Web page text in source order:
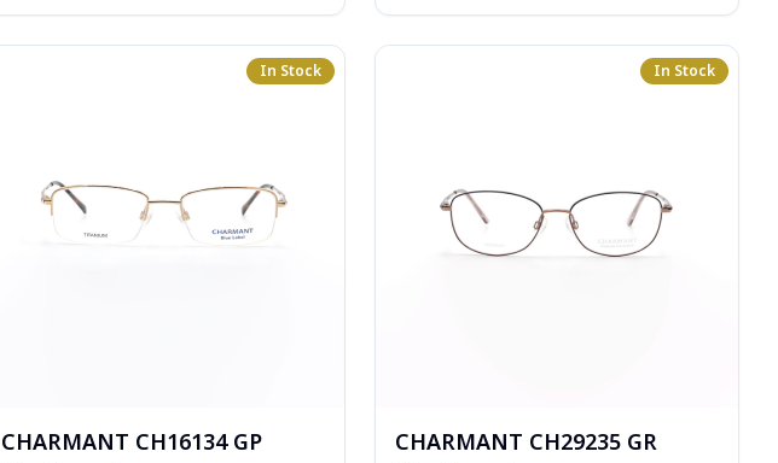
การรับประกัน : 1 ปี
การรับประกัน : 1 ปี
In Stock
CHARMANT CH16134 GP
In Stock
CHARMANT CH29235 GR